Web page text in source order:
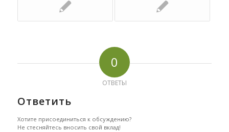
0
ОТВЕТЫ
Ответить
Хотите присоединиться к обсуждению?
Не стесняйтесь вносить свой вклад!